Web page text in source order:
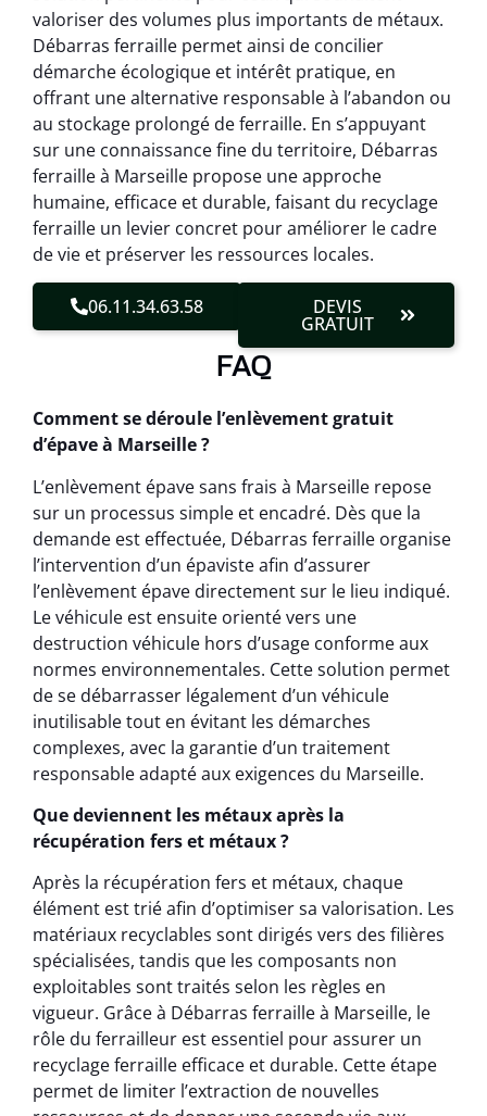
valoriser des volumes plus importants de métaux.
Débarras ferraille permet ainsi de concilier
démarche écologique et intérêt pratique, en
offrant une alternative responsable à l’abandon ou
au stockage prolongé de ferraille. En s’appuyant
sur une connaissance fine du territoire, Débarras
ferraille à Marseille propose une approche
humaine, efficace et durable, faisant du recyclage
ferraille un levier concret pour améliorer le cadre
de vie et préserver les ressources locales.
06.11.34.63.58 DEVIS
GRATUIT
FAQ
Comment se déroule l’enlèvement gratuit
d’épave à Marseille ?
L’enlèvement épave sans frais à Marseille repose
sur un processus simple et encadré. Dès que la
demande est effectuée, Débarras ferraille organise
l’intervention d’un épaviste afin d’assurer
l’enlèvement épave directement sur le lieu indiqué.
Le véhicule est ensuite orienté vers une
destruction véhicule hors d’usage conforme aux
normes environnementales. Cette solution permet
de se débarrasser légalement d’un véhicule
inutilisable tout en évitant les démarches
complexes, avec la garantie d’un traitement
responsable adapté aux exigences du Marseille.
Que deviennent les métaux après la
récupération fers et métaux ?
Après la récupération fers et métaux, chaque
élément est trié afin d’optimiser sa valorisation. Les
matériaux recyclables sont dirigés vers des filières
spécialisées, tandis que les composants non
exploitables sont traités selon les règles en
vigueur. Grâce à Débarras ferraille à Marseille, le
rôle du ferrailleur est essentiel pour assurer un
recyclage ferraille efficace et durable. Cette étape
permet de limiter l’extraction de nouvelles